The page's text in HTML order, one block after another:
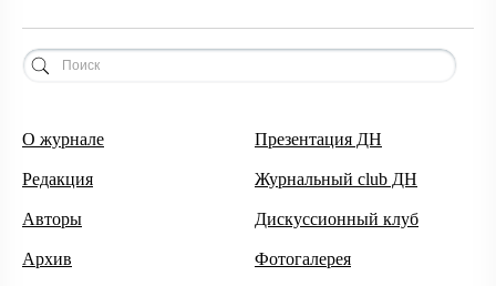
О журнале
Редакция
Авторы
Архив
Презентация ДН
Журнальный club ДН
Дискуссионный клуб
Фотогалерея